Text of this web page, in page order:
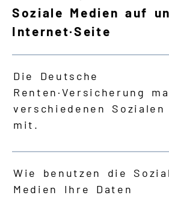
Soziale Medien auf
Internet·Seite
Die Deutsche
Renten·Versicherung
verschiedenen Sozialen
mit.
Wie benutzen die
Medien Ihre Daten